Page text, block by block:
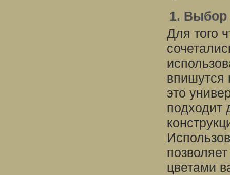
1. Выбор
Для того
впишутся
это
подходит
цветами